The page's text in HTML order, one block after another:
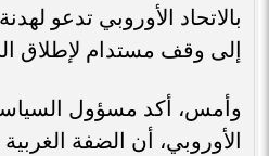
بالاتحاد الأوروبي تدعو
إلى وقف مستدام لإطلاق
وأمس، أكد مسؤول السياسة
الأوروبي، أن الضفة